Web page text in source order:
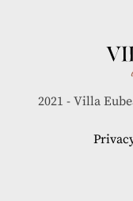
2021 - Villa